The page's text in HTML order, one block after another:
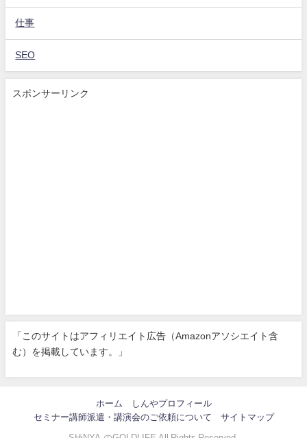
仕事
SEO
スポンサーリンク
「このサイトはアフィリエイト広告（Amazonアソシエイト含
む）を掲載しています。」
ホーム
しんやプロフィール
セミナー講師派遣・講演会のご依頼について
サイトマップ